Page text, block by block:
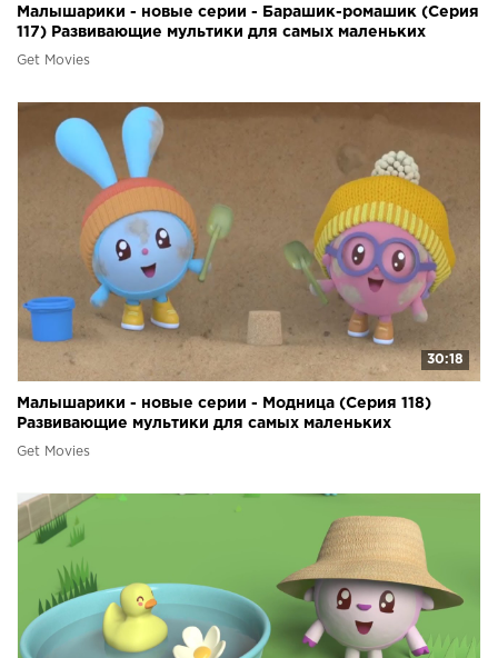
Малышарики - новые серии - Барашик-ромашик (Серия
117) Развивающие мультики для самых маленьких
Get Movies
30:18
Малышарики - новые серии - Модница (Серия 118)
Развивающие мультики для самых маленьких
Get Movies